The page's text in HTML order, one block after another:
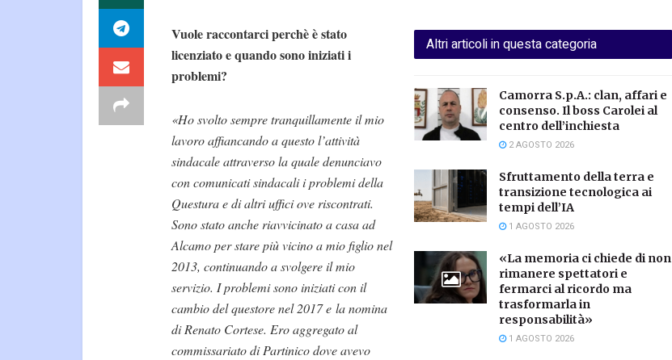
Altri articoli in questa categoria
Camorra S.p.A.: clan, affari e
consenso. Il boss Carolei al
centro dell’inchiesta
2 AGOSTO 2026
Sfruttamento della terra e
transizione tecnologica ai
tempi dell’IA
1 AGOSTO 2026
«La memoria ci chiede di non
rimanere spettatori e
fermarci al ricordo ma
trasformarla in
responsabilità»
1 AGOSTO 2026
Vuole raccontarci perchè è stato
licenziato e quando sono iniziati i
problemi?
«Ho svolto sempre tranquillamente il mio
lavoro affiancando a questo l’attività
sindacale attraverso la quale denunciavo
con comunicati sindacali i problemi della
Questura e di altri uffici ove riscontrati.
Sono stato anche riavvicinato a casa ad
Alcamo per stare più vicino a mio figlio nel
2013, continuando a svolgere il mio
servizio. I problemi sono iniziati con il
cambio del questore nel 2017 e la nomina
di Renato Cortese. Ero aggregato al
commissariato di Partinico dove avevo